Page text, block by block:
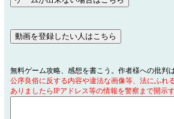
無料ゲーム攻略、感想を書こう。作者様への批判
公序良俗に反する内容や違法な画像等、法にふれ
ありましたらIPアドレス等の情報を警察まで開示